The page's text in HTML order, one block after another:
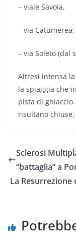
– viale Savoia,
– via Catumerea;
– via Soleto (dal
Altresì intensa
la spiaggia che
pista di
risultano
Sclerosi
“battaglia” a
La Resurrezione